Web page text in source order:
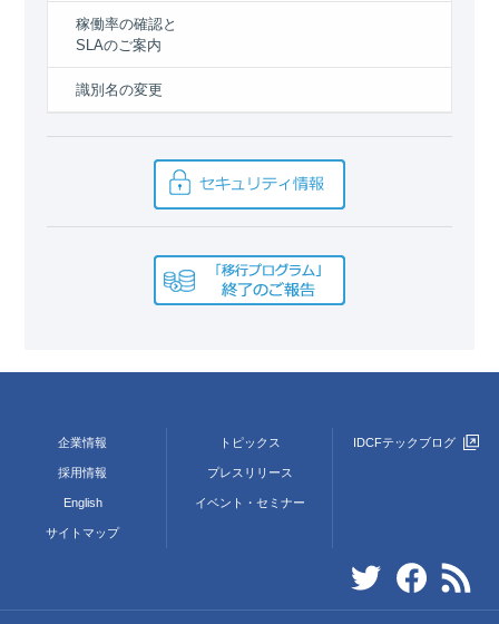
稼働率の確認と
SLAのご案内
識別名の変更
企業情報
採用情報
English
サイトマップ
トピックス
プレスリリース
イベント・セミナー
IDCFテックブログ